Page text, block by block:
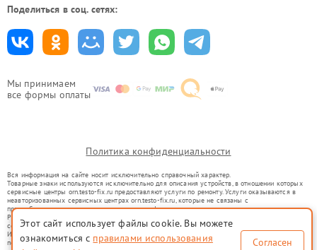
Мы принимаем
все формы оплаты
Поделиться в соц. сетях:
Политика конфиденциальности
Вся информация на сайте носит исключительно справочный характер.
Товарные знаки используются исключительно для описания устройств, в отношении которых
сервисные центры orn.testo-fix.ru предоставляют услуги по ремонту. Услуги оказываются в
неавторизованных сервисных центрах orn.testo-fix.ru, которые не связаны с
правообладателями товарных знаков или их официальными представителями.
Ремонт осуществляется для устройств, уже введенных в гражданский оборот в соответствии
со статьей 1487 ГК РФ.
Использование товарных знаков не преследует цели индивидуализации услуг или введения
потребителей в заблуждение, а служит для информирования о предоставляемых услугах по
Этот сайт использует файлы cookie. Вы можете
ознакомиться с правилами использования
Согласен